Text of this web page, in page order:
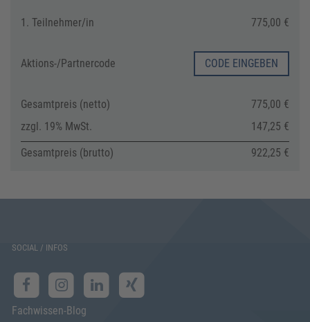
1. Teilnehmer/in 775,00 €
Aktions-/Partnercode CODE EINGEBEN
Gesamtpreis (netto)
775,00 €
zzgl. 19% MwSt.
147,25 €
Gesamtpreis (brutto)
922,25 €
SOCIAL / INFOS
Fachwissen-Blog